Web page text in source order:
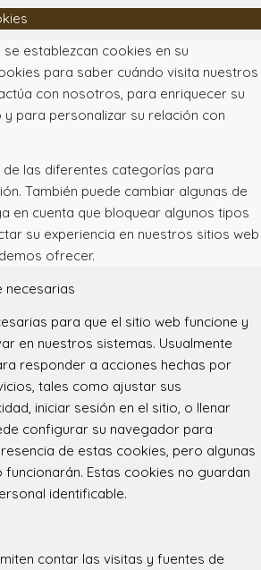
establezcan cookies en su
para saber cuándo visita nuestros
con nosotros, para enriquecer su
y para personalizar su relación con
de las diferentes categorías para
También puede cambiar algunas de
en cuenta que bloquear algunos tipos
su experiencia en nuestros sitios web
ofrecer.
necesarias
para que el sitio web funcione y
en nuestros sistemas. Usualmente
responder a acciones hechas por
tales como ajustar sus
iniciar sesión en el sitio, o llenar
configurar su navegador para
de estas cookies, pero algunas
Estas cookies no guardan
identificable.
contar las visitas y fuentes de